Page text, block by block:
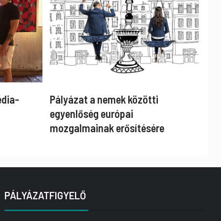
Pályázat a nemek közötti
egyenlőség európai
mozgalmainak erősítésére
PÁLYÁZATFIGYELŐ